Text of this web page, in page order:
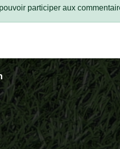
participer aux